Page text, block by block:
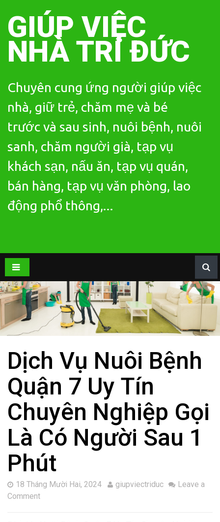
contentGIÚP VIỆC
NHÀ TRÍ ĐỨC
Chuyên cung ứng người giúp việc
nhà, giữ trẻ, chăm mẹ và bé
trước và sau sinh, nuôi bệnh, nuôi
sanh, chăm người già, tạp vụ
khách sạn, nấu ăn, tạp vụ quán,
bán hàng, tạp vụ văn phòng, lao
động phổ thông,...
Dịch Vụ Nuôi Bệnh
Quận 7 Uy Tín
Chuyên Nghiệp Gọi
Là Có Người Sau 1
Phút
18 Tháng Mười Hai, 2024 giupviectriduc
Leave a
Comment